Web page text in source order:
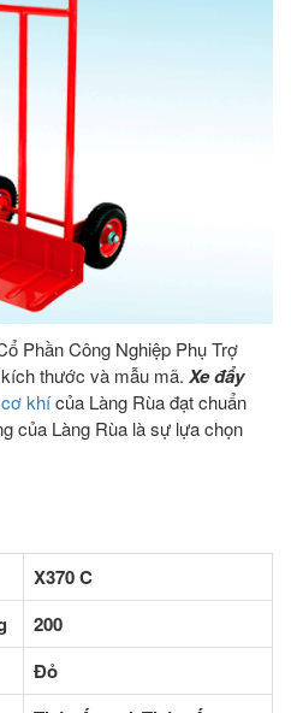
Phần Công Nghiệp Phụ Trợ
thước và mẫu mã. Xe đẩy
khícủa Làng Rùa đạt chuẩn
của Làng Rùa là sự lựa chọn
X370 C
200
Đỏ